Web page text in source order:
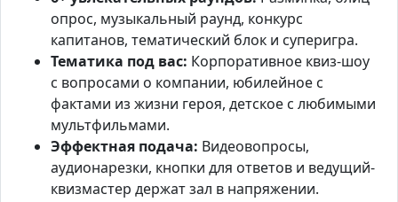
опрос, музыкальный раунд, конкурс
капитанов, тематический блок и суперигра.
Тематика под вас: Корпоративное квиз-шоу
с вопросами о компании, юбилейное с
фактами из жизни героя, детское с любимыми
мультфильмами.
Эффектная подача: Видеовопросы,
аудионарезки, кнопки для ответов и ведущий-
квизмастер держат зал в напряжении.